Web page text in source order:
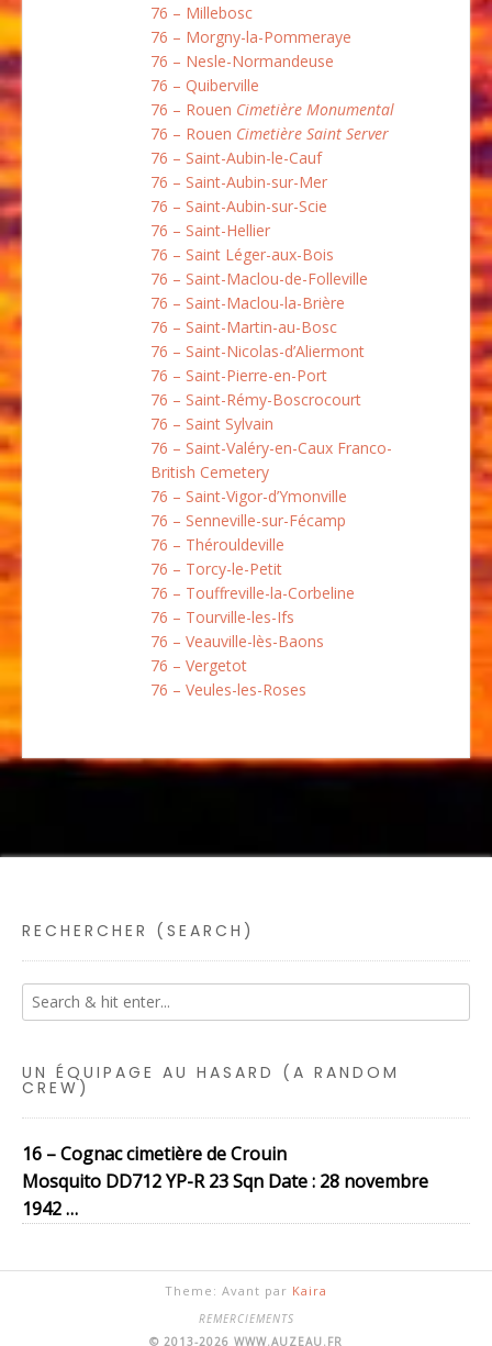
76 – Millebosc
76 – Morgny-la-Pommeraye
76 – Nesle-Normandeuse
76 – Quiberville
76 – Rouen Cimetière Monumental
76 – Rouen Cimetière Saint Server
76 – Saint-Aubin-le-Cauf
76 – Saint-Aubin-sur-Mer
76 – Saint-Aubin-sur-Scie
76 – Saint-Hellier
76 – Saint Léger-aux-Bois
76 – Saint-Maclou-de-Folleville
76 – Saint-Maclou-la-Brière
76 – Saint-Martin-au-Bosc
76 – Saint-Nicolas-d’Aliermont
76 – Saint-Pierre-en-Port
76 – Saint-Rémy-Boscrocourt
76 – Saint Sylvain
76 – Saint-Valéry-en-Caux Franco-
British Cemetery
76 – Saint-Vigor-d’Ymonville
76 – Senneville-sur-Fécamp
76 – Thérouldeville
76 – Torcy-le-Petit
76 – Touffreville-la-Corbeline
76 – Tourville-les-Ifs
76 – Veauville-lès-Baons
76 – Vergetot
76 – Veules-les-Roses
RECHERCHER (SEARCH)
UN ÉQUIPAGE AU HASARD (A RANDOM
CREW)
16 – Cognac cimetière de Crouin
Mosquito DD712 YP-R 23 Sqn Date : 28 novembre
1942 …
Theme: Avant par Kaira
REMERCIEMENTS
© 2013-2026 WWW.AUZEAU.FR